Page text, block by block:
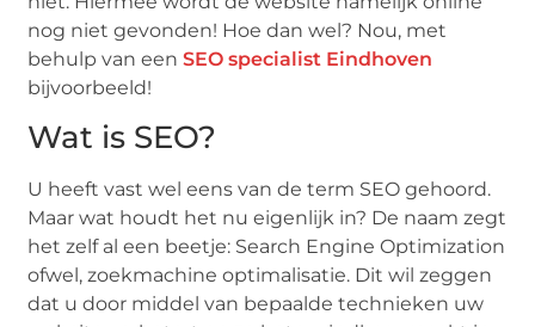
nog niet gevonden! Hoe dan wel? Nou, met
behulp van eenSEO specialist Eindhoven
bijvoorbeeld!
Wat is SEO?
U heeft vast wel eens van de term SEO gehoord.
Maar wat houdt het nu eigenlijk in? De naam zegt
het zelf al een beetje: Search Engine Optimization
ofwel, zoekmachine optimalisatie. Dit wil zeggen
dat u door middel van bepaalde technieken uw